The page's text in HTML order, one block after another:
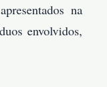
na
envolvidos,